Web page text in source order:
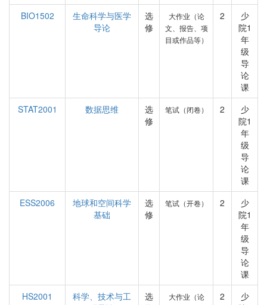
BIO1502
生命科学与医学
导论
选
修
大作业（论
文、报告、项
目或作品等）
2
少
院1
年
级
导
论
课
STAT2001
数据思维
选
修
笔试（闭卷） 2
少
院1
年
级
导
论
课
ESS2006
地球和空间科学
基础
选
修
笔试（开卷） 2
少
院1
年
级
导
论
课
HS2001
科学、技术与工
选
大作业（论
2
少